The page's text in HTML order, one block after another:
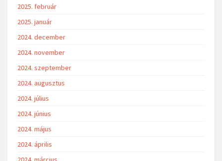
2025. február
2025. január
2024. december
2024. november
2024. szeptember
2024. augusztus
2024. július
2024. június
2024. május
2024. április